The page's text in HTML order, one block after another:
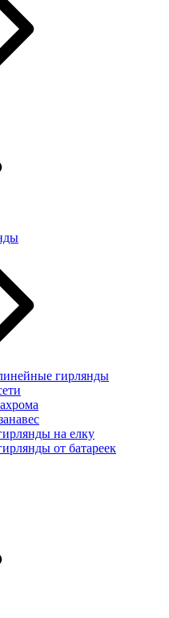
гирлянды
на елку
от батареек